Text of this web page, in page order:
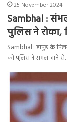
25 November 2024 -
Sambhal :
पुलिस ने
Sambhal : हापुड़ के
को पुलिस ने संभल जाने